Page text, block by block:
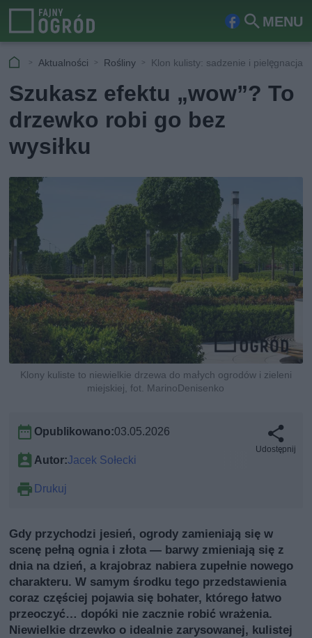
MENU
Fa
ook
Szu
kaj
Aktualności Rośliny Klon kulisty: sadzenie i pielęgnacja
Szukasz efektu „wow”? To
drzewko robi go bez
wysiłku
Klony kuliste to niewielkie drzewa do małych ogrodów i zieleni
miejskiej, fot. MarinoDenisenko
Opublikowano:03.05.2026
Autor:Jacek Sołecki
Drukuj
Udostępnij
Gdy przychodzi jesień, ogrody zamieniają się w
scenę pełną ognia i złota — barwy zmieniają się z
dnia na dzień, a krajobraz nabiera zupełnie nowego
charakteru. W samym środku tego przedstawienia
coraz częściej pojawia się bohater, którego łatwo
przeoczyć… dopóki nie zacznie robić wrażenia.
Niewielkie drzewko o idealnie zarysowanej, kulistej